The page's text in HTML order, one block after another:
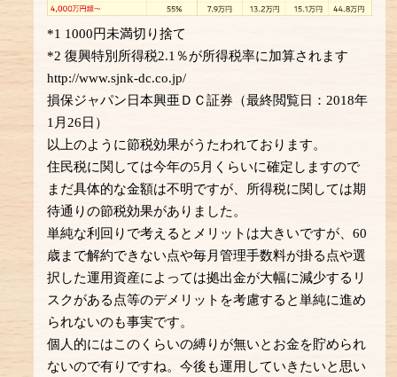
*1 1000円未満切り捨て
*2 復興特別所得税2.1％が所得税率に加算されます
http://www.sjnk-dc.co.jp/
損保ジャパン日本興亜ＤＣ証券（最終閲覧日：2018年
1月26日）
以上のように節税効果がうたわれております。
住民税に関しては今年の5月くらいに確定しますので
まだ具体的な金額は不明ですが、所得税に関しては期
待通りの節税効果がありました。
単純な利回りで考えるとメリットは大きいですが、60
歳まで解約できない点や毎月管理手数料が掛る点や選
択した運用資産によっては拠出金が大幅に減少するリ
スクがある点等のデメリットを考慮すると単純に進め
られないのも事実です。
個人的にはこのくらいの縛りが無いとお金を貯められ
ないので有りですね。今後も運用していきたいと思い